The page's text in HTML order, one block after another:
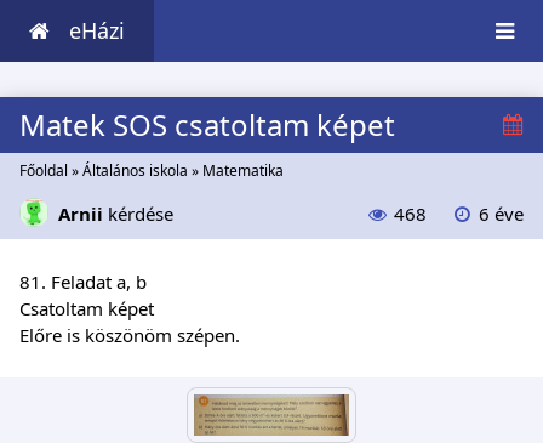
eHázi
Matek SOS csatoltam képet
Főoldal »Általános iskola » Matematika
Arnii kérdése 468 6 éve
81. Feladat a, b
Csatoltam képet
Előre is köszönöm szépen.